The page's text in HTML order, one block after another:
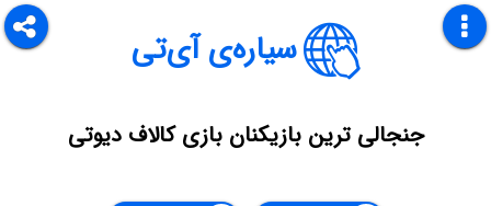
سیاره‌ی آی‌تی
جنجالی ترین بازیکنان بازی کالاف دیوتی